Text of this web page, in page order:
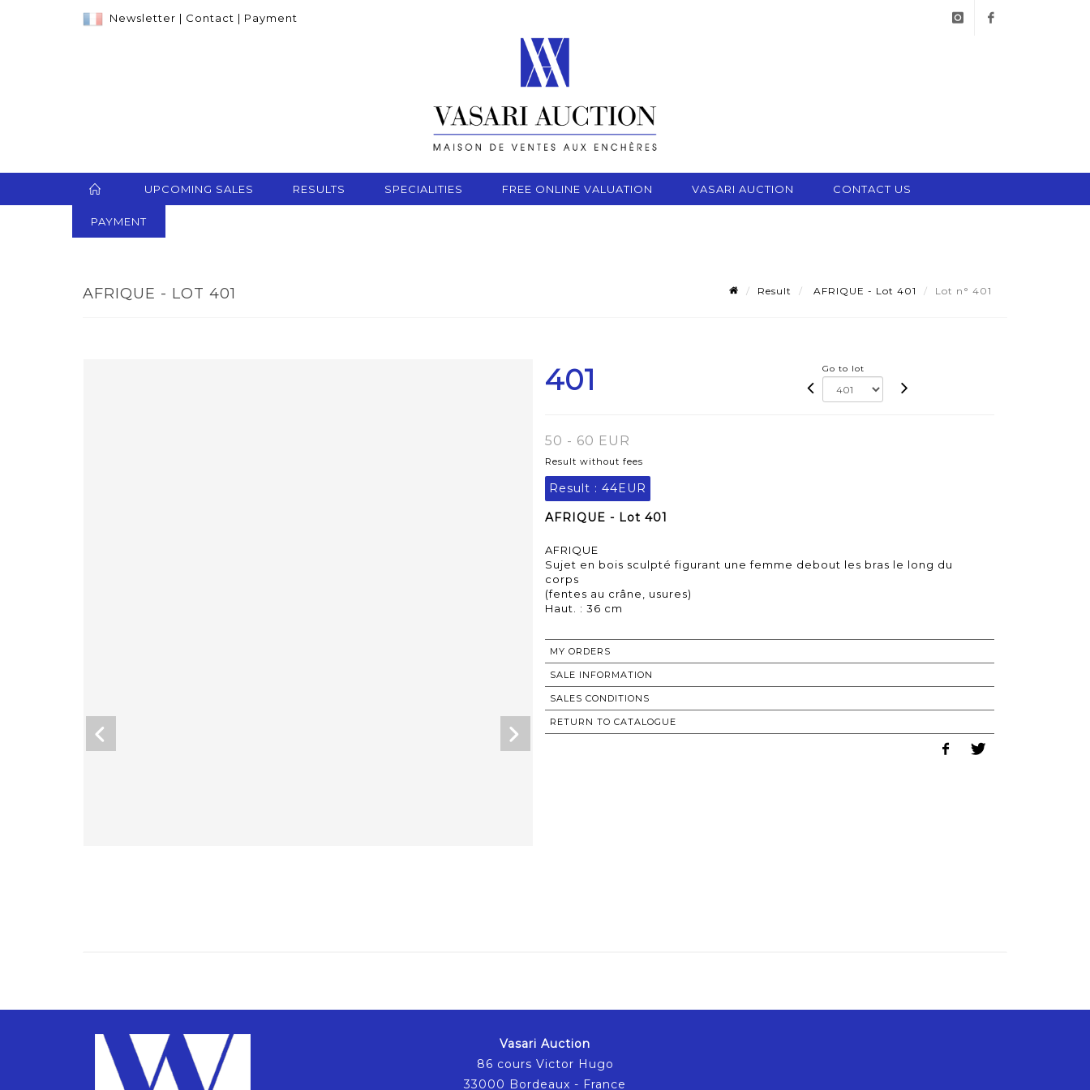
Newsletter | Contact | Payment
UPCOMING SALES RESULTS SPECIALITIES FREE ONLINE VALUATION VASARI AUCTION CONTACT US
PAYMENT
AFRIQUE - LOT 401 Result AFRIQUE - Lot 401 Lot n° 401
401 Go to lot
50 - 60 EUR
Result without fees
Result : 44EUR
AFRIQUE - Lot 401
AFRIQUE
Sujet en bois sculpté figurant une femme debout les bras le long du
corps
(fentes au crâne, usures)
Haut. : 36 cm
MY ORDERS
SALE INFORMATION
SALES CONDITIONS
RETURN TO CATALOGUE
Vasari Auction
86 cours Victor Hugo
33000 Bordeaux - France